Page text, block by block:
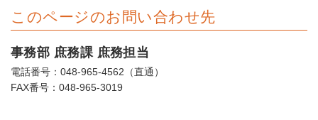
このページのお問い合わせ先
事務部 庶務課 庶務担当
電話番号：048-965-4562（直通）
FAX番号：048-965-3019